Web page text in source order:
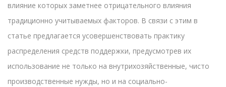
влияние которых заметнее отрицательного влияния
традиционно учитываемых факторов. В связи с этим в
статье предлагается усовершенствовать практику
распределения средств поддержки, предусмотрев их
использование не только на внутрихозяйственные, чисто
производственные нужды, но и на социально-